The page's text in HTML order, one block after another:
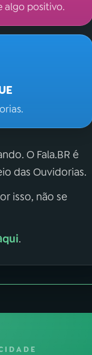
algo positivo.
O Fala.BR é
das Ouvidorias.
isso, não se
.